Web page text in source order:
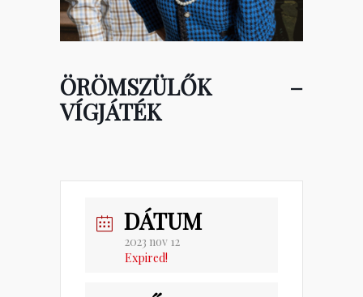
ÖRÖMSZÜLŐK –
VÍGJÁTÉK
DÁTUM
2023 nov 12
Expired!